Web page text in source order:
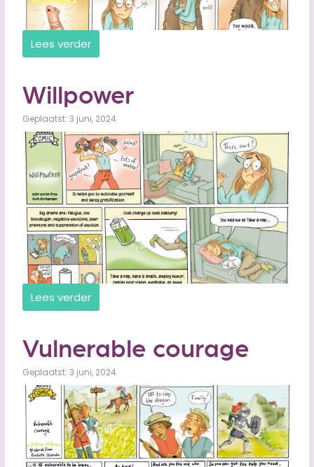
Lees verder
Willpower
Geplaatst: 3 juni, 2024
Lees verder
Vulnerable courage
Geplaatst: 3 juni, 2024